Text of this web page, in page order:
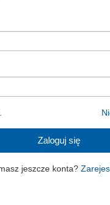
Zaloguj się
jeszcze konta?